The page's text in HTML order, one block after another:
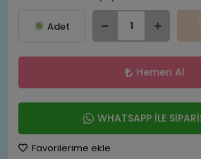
Adet
Hemen Al
WHATSAPP İLE
Favorilerime ekle